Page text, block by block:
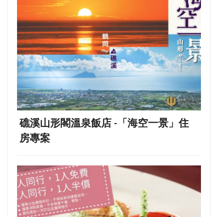
礁溪山形閣溫泉飯店 -「海空一景」住
房專案